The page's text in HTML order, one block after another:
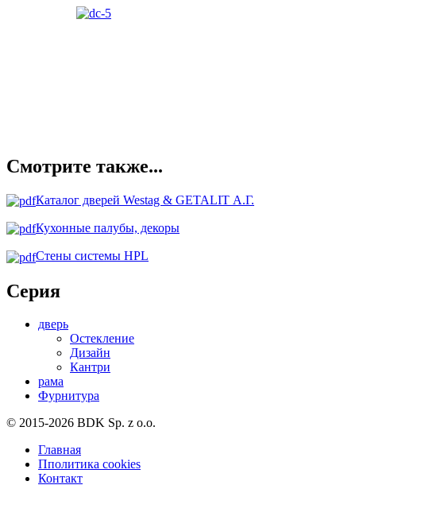
Смотрите также...
Каталог дверей Westag & GETALIT А.Г.
Кухонные палубы, декоры
Стены системы HPL
Серия
дверь
Остекление
Дизайн
Кантри
рама
Фурнитура
© 2015-2026 BDK Sp. z o.o.
Главная
Пполитика cookies
Контакт